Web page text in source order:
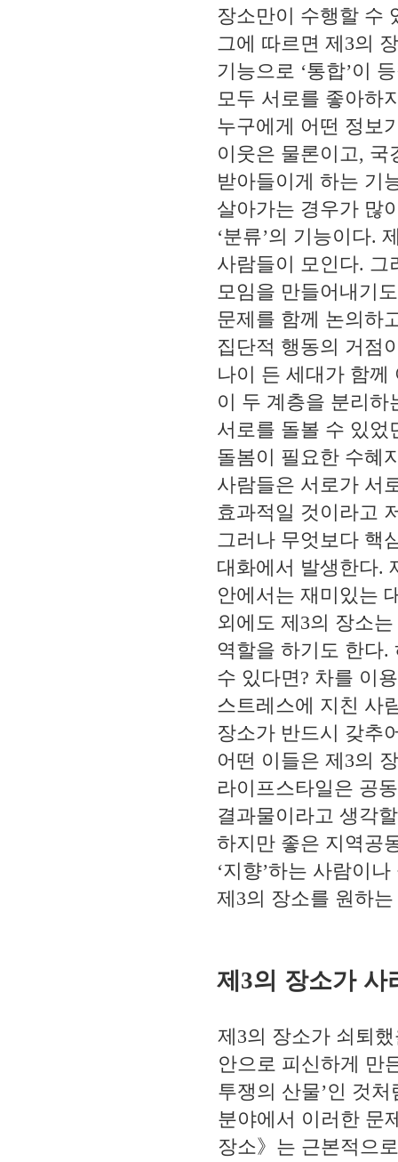
장소만이 수행할 수
그에 따르면 제3의
기능으로 ‘통합’이
모두 서로를 좋아하
누구에게 어떤 정보
이웃은 물론이고, 국
받아들이게 하는 기
살아가는 경우가 많
‘분류’의 기능이다.
사람들이 모인다. 그
모임을 만들어내기
문제를 함께 논의하
집단적 행동의 거점
나이 든 세대가 함께
이 두 계층을 분리하
서로를 돌볼 수 있었
돌봄이 필요한 수혜
사람들은 서로가 서
효과적일 것이라고
그러나 무엇보다 핵
대화에서 발생한다.
안에서는 재미있는
외에도 제3의 장소
역할을 하기도 한다.
수 있다면? 차를 이
스트레스에 지친 사
장소가 반드시 갖추
어떤 이들은 제3의
라이프스타일은 공
결과물이라고 생각
하지만 좋은 지역공
‘지향’하는 사람이나
제3의 장소를 원하
제 3의 장소가 사
제3의 장소가 쇠퇴
안으로 피신하게 만
투쟁의 산물’인 것
분야에서 이러한 문
장소》 는 근본적으